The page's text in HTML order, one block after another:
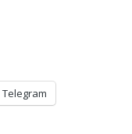
Telegram